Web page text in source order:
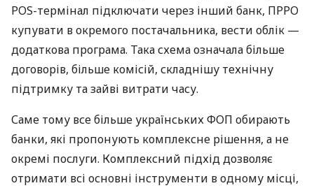
POS-термінал підключати через інший банк, ПРРО
купувати в окремого постачальника, вести облік —
додаткова програма. Така схема означала більше
договорів, більше комісій, складнішу технічну
підтримку та зайві витрати часу.
Саме тому все більше українських ФОП обирають
банки, які пропонують комплексне рішення, а не
окремі послуги. Комплексний підхід дозволяє
отримати всі основні інструменти в одному місці,